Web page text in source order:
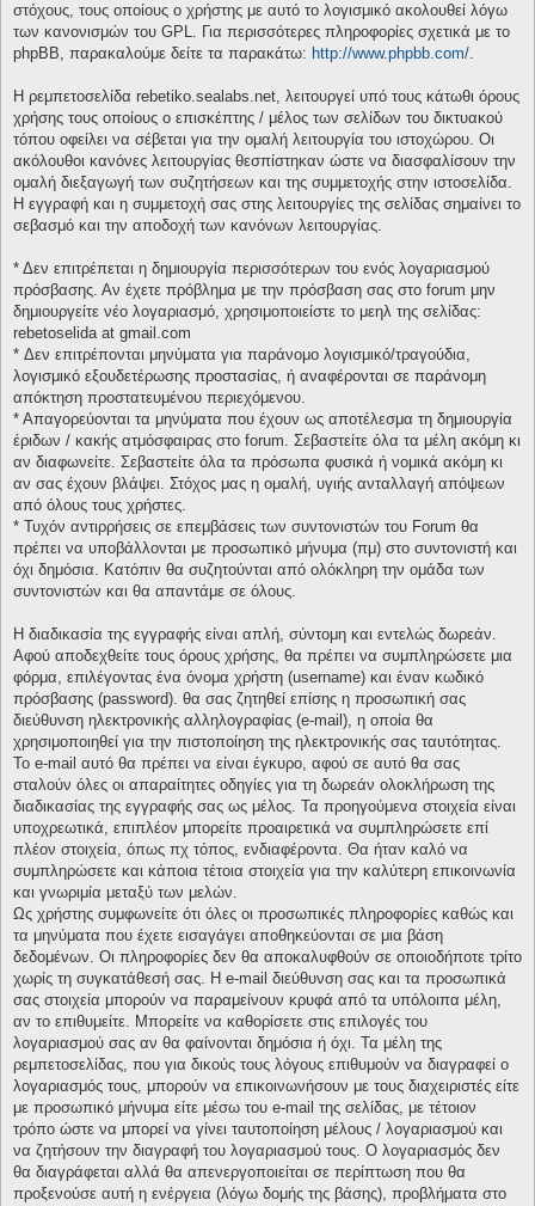
στόχους, τους οποίους ο χρήστης με αυτό το λογισμικό ακολουθεί λόγω
των κανονισμών του GPL. Για περισσότερες πληροφορίες σχετικά με το
phpBB, παρακαλούμε δείτε τα παρακάτω: http://www.phpbb.com/.
Η ρεμπετοσελίδα rebetiko.sealabs.net, λειτουργεί υπό τους κάτωθι όρους
χρήσης τους οποίους ο επισκέπτης / μέλος των σελίδων του δικτυακού
τόπου οφείλει να σέβεται για την ομαλή λειτουργία του ιστοχώρου. Οι
ακόλουθοι κανόνες λειτουργίας θεσπίστηκαν ώστε να διασφαλίσουν την
ομαλή διεξαγωγή των συζητήσεων και της συμμετοχής στην ιστοσελίδα.
Η εγγραφή και η συμμετοχή σας στης λειτουργίες της σελίδας σημαίνει το
σεβασμό και την αποδοχή των κανόνων λειτουργίας.
* Δεν επιτρέπεται η δημιουργία περισσότερων του ενός λογαριασμού
πρόσβασης. Αν έχετε πρόβλημα με την πρόσβαση σας στο forum μην
δημιουργείτε νέο λογαριασμό, χρησιμοποιείστε το μεηλ της σελίδας:
rebetoselida at gmail.com
* Δεν επιτρέπονται μηνύματα για παράνομο λογισμικό/τραγούδια,
λογισμικό εξουδετέρωσης προστασίας, ή αναφέρονται σε παράνομη
απόκτηση προστατευμένου περιεχόμενου.
* Απαγορεύονται τα μηνύματα που έχουν ως αποτέλεσμα τη δημιουργία
έριδων / κακής ατμόσφαιρας στο forum. Σεβαστείτε όλα τα μέλη ακόμη κι
αν διαφωνείτε. Σεβαστείτε όλα τα πρόσωπα φυσικά ή νομικά ακόμη κι
αν σας έχουν βλάψει. Στόχος μας η ομαλή, υγιής ανταλλαγή απόψεων
από όλους τους χρήστες.
* Τυχόν αντιρρήσεις σε επεμβάσεις των συντονιστών του Forum θα
πρέπει να υποβάλλονται με προσωπικό μήνυμα (πμ) στο συντονιστή και
όχι δημόσια. Κατόπιν θα συζητούνται από ολόκληρη την ομάδα των
συντονιστών και θα απαντάμε σε όλους.
Η διαδικασία της εγγραφής είναι απλή, σύντομη και εντελώς δωρεάν.
Αφού αποδεχθείτε τους όρους χρήσης, θα πρέπει να συμπληρώσετε μια
φόρμα, επιλέγοντας ένα όνομα χρήστη (username) και έναν κωδικό
πρόσβασης (password). θα σας ζητηθεί επίσης η προσωπική σας
διεύθυνση ηλεκτρονικής αλληλογραφίας (e-mail), η οποία θα
χρησιμοποιηθεί για την πιστοποίηση της ηλεκτρονικής σας ταυτότητας.
Το e-mail αυτό θα πρέπει να είναι έγκυρο, αφού σε αυτό θα σας
σταλούν όλες οι απαραίτητες οδηγίες για τη δωρεάν ολοκλήρωση της
διαδικασίας της εγγραφής σας ως μέλος. Τα προηγούμενα στοιχεία είναι
υποχρεωτικά, επιπλέον μπορείτε προαιρετικά να συμπληρώσετε επί
πλέον στοιχεία, όπως πχ τόπος, ενδιαφέροντα. Θα ήταν καλό να
συμπληρώσετε και κάποια τέτοια στοιχεία για την καλύτερη επικοινωνία
και γνωριμία μεταξύ των μελών.
Ως χρήστης συμφωνείτε ότι όλες οι προσωπικές πληροφορίες καθώς και
τα μηνύματα που έχετε εισαγάγει αποθηκεύονται σε μια βάση
δεδομένων. Οι πληροφορίες δεν θα αποκαλυφθούν σε οποιοδήποτε τρίτο
χωρίς τη συγκατάθεσή σας. Η e-mail διεύθυνση σας και τα προσωπικά
σας στοιχεία μπορούν να παραμείνουν κρυφά από τα υπόλοιπα μέλη,
αν το επιθυμείτε. Μπορείτε να καθορίσετε στις επιλογές του
λογαριασμού σας αν θα φαίνονται δημόσια ή όχι. Τα μέλη της
ρεμπετοσελίδας, που για δικούς τους λόγους επιθυμούν να διαγραφεί ο
λογαριασμός τους, μπορούν να επικοινωνήσουν με τους διαχειριστές είτε
με προσωπικό μήνυμα είτε μέσω του e-mail της σελίδας, με τέτοιον
τρόπο ώστε να μπορεί να γίνει ταυτοποίηση μέλους / λογαριασμού και
να ζητήσουν την διαγραφή του λογαριασμού τους. Ο λογαριασμός δεν
θα διαγράφεται αλλά θα απενεργοποιείται σε περίπτωση που θα
προξενούσε αυτή η ενέργεια (λόγω δομής της βάσης), προβλήματα στο